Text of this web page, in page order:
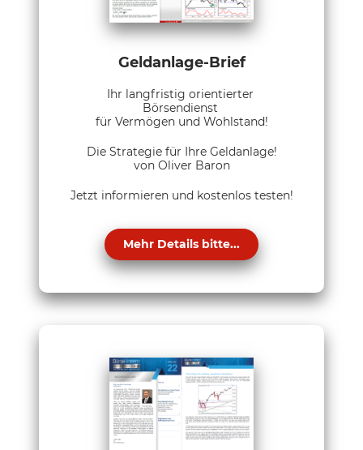
Geldanlage-Brief
Ihr langfristig orientierter
Börsendienst
für Vermögen und Wohlstand!
Die Strategie für Ihre Geldanlage!
von Oliver Baron
Jetzt informieren und kostenlos testen!
Mehr Details bitte...